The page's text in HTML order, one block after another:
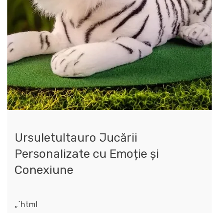
Ursuletultauro Jucării
Personalizate cu Emoție și
Conexiune
„`html